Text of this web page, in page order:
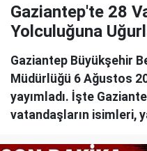
Gaziantep'te 28
Yolculuğuna
Gaziantep Büyükşehir
Müdürlüğü 6 Ağustos
yayımladı. İşte
vatandaşların isimleri,